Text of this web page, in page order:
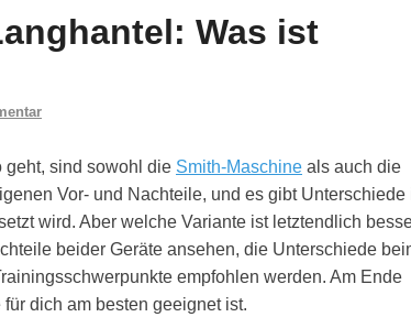
Was ist
geht, sind sowohl die Smith-Maschine als auch die
Vor- und Nachteile, und es gibt Unterschiede
wird. Aber welche Variante ist letztendlich
beider Geräte ansehen, die Unterschiede
empfohlen werden. Am Ende
dich am besten geeignet ist.